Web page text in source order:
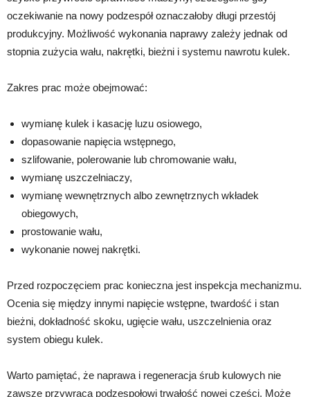
oczekiwanie na nowy podzespół oznaczałoby długi przestój
produkcyjny. Możliwość wykonania naprawy zależy jednak od
stopnia zużycia wału, nakrętki, bieżni i systemu nawrotu kulek.
Zakres prac może obejmować:
wymianę kulek i kasację luzu osiowego,
dopasowanie napięcia wstępnego,
szlifowanie, polerowanie lub chromowanie wału,
wymianę uszczelniaczy,
wymianę wewnętrznych albo zewnętrznych wkładek
obiegowych,
prostowanie wału,
wykonanie nowej nakrętki.
Przed rozpoczęciem prac konieczna jest inspekcja mechanizmu.
Ocenia się między innymi napięcie wstępne, twardość i stan
bieżni, dokładność skoku, ugięcie wału, uszczelnienia oraz
system obiegu kulek.
Warto pamiętać, że naprawa i regeneracja śrub kulowych nie
zawsze przywraca podzespołowi trwałość nowej części. Może